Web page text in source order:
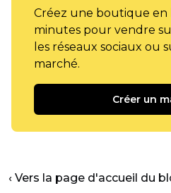
Créez une boutique
minutes pour vendre
les réseaux sociaux ou
marché.
Créer un
‹ Vers la page d'accueil du